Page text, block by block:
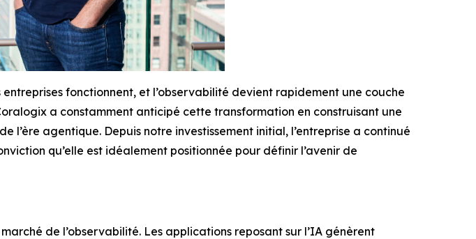
fonctionnent, et l’observabilité devient rapidement une couche
a constamment anticipé cette transformation en construisant une
agentique. Depuis notre investissement initial, l’entreprise a continué
qu’elle est idéalement positionnée pour définir l’avenir de
de l’observabilité. Les applications reposant sur l’IA génèrent